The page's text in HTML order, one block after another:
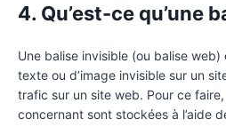
4. Qu’est-ce qu’une
Une balise invisible (ou balise
texte ou d’image invisible sur un
trafic sur un site web. Pour ce
concernant sont stockées à l’aide